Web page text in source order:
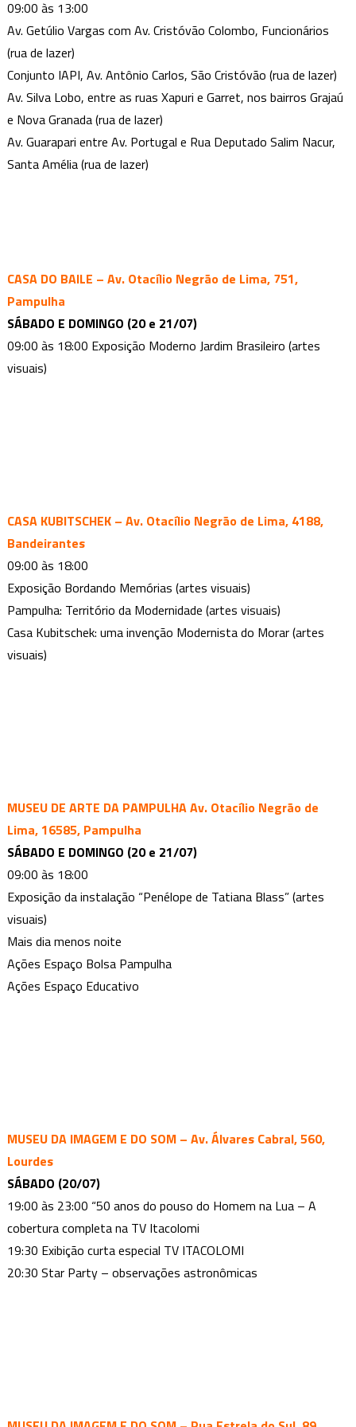
da
PBH
09:00 às 13:00
Av. Getúlio Vargas com Av. Cristóvão Colombo, Funcionários
(rua de lazer)
Conjunto IAPI, Av. Antônio Carlos, São Cristóvão (rua de lazer)
Av. Silva Lobo, entre as ruas Xapuri e Garret, nos bairros Grajaú
e Nova Granada (rua de lazer)
Av. Guarapari entre Av. Portugal e Rua Deputado Salim Nacur,
Santa Amélia (rua de lazer)
CASA DO BAILE – Av. Otacílio Negrão de Lima, 751,
Pampulha
SÁBADO E DOMINGO (20 e 21/07)
09:00 às 18:00 Exposição Moderno Jardim Brasileiro (artes
visuais)
CASA KUBITSCHEK – Av. Otacílio Negrão de Lima, 4188,
Bandeirantes
09:00 às 18:00
Exposição Bordando Memórias (artes visuais)
Pampulha: Território da Modernidade (artes visuais)
Casa Kubitschek: uma invenção Modernista do Morar (artes
visuais)
MUSEU DE ARTE DA PAMPULHA Av. Otacílio Negrão de
Lima, 16585, Pampulha
SÁBADO E DOMINGO (20 e 21/07)
09:00 às 18:00
Exposição da instalação “Penélope de Tatiana Blass” (artes
visuais)
Mais dia menos noite
Ações Espaço Bolsa Pampulha
Ações Espaço Educativo
MUSEU DA IMAGEM E DO SOM – Av. Álvares Cabral, 560,
Lourdes
SÁBADO (20/07)
19:00 às 23:00 “50 anos do pouso do Homem na Lua – A
cobertura completa na TV Itacolomi
19:30 Exibição curta especial TV ITACOLOMI
20:30 Star Party – observações astronômicas